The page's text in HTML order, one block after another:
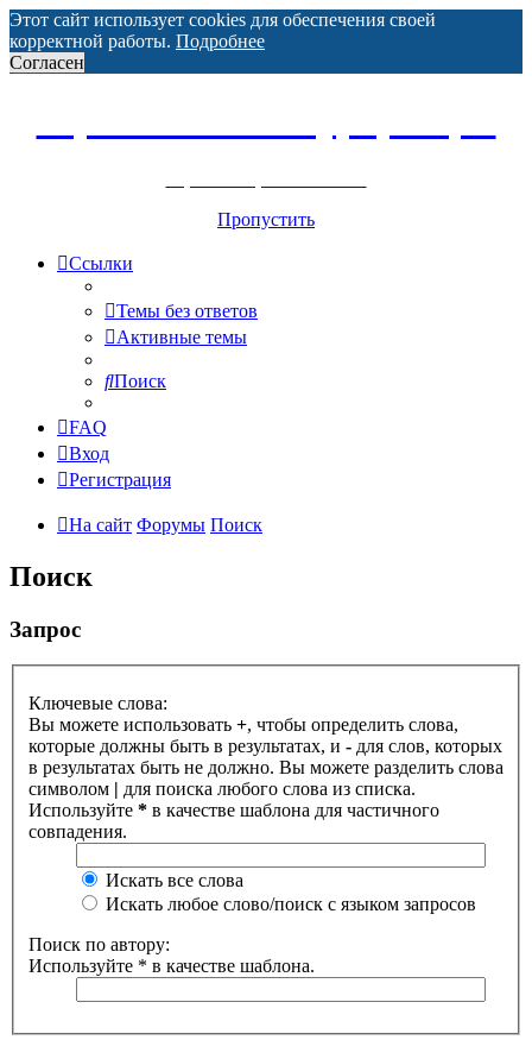
Этот сайт использует cookies для обеспечения своей
корректной работы. Подробнее
Согласен
Пропустить
Ссылки
Темы без ответов
Активные темы
Поиск
FAQ
Вход
Регистрация
На сайт Форумы Поиск
Поиск
Запрос
Ключевые слова:
Вы можете использовать +, чтобы определить слова,
которые должны быть в результатах, и - для слов, которых
в результатах быть не должно. Вы можете разделить слова
символом | для поиска любого слова из списка.
Используйте * в качестве шаблона для частичного
совпадения.
Искать все слова
Искать любое слово/поиск с языком запросов
Поиск по автору:
Используйте * в качестве шаблона.